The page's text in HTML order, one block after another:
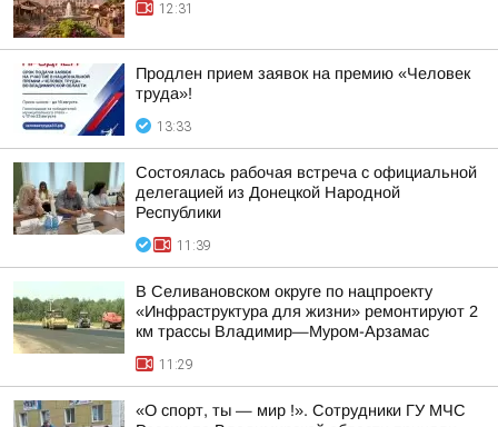
12:31
Продлен прием заявок на премию «Человек
труда»!
13:33
Состоялась рабочая встреча с официальной
делегацией из Донецкой Народной
Республики
11:39
В Селивановском округе по нацпроекту
«Инфраструктура для жизни» ремонтируют 2
км трассы Владимир—Муром-Арзамас
11:29
«О спорт, ты — мир !». Сотрудники ГУ МЧС